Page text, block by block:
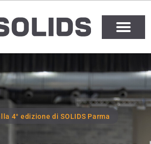
4° edizione di SOLIDS Parma